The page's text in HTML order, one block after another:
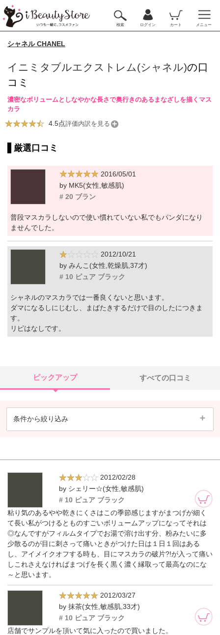
検索 ログイン カート メニュー
シャネル CHANEL
イニミタブルエクストレム(シャネル)の口
コミ
濃密なボリュームとしなやかな長さで奥行きのあるまなざしを描くマス
カラ
4.5点評価内訳を見る
厳選口コミ
2016/05/01
by MK5(女性,敏感肌)
# 20 ブラン
普段マスカラしないので使い慣れていない私でもパンダになり
ませんでした。
2012/10/21
by みんこ(女性,乾燥肌,37才)
# 10 ピュア ブラック
シャネルのマスカラでは一番良くないと思います。
ダマになるしにじむし、まばたきするだけで目のしたにつきま
す。
リピはなしです。
ピックアップ すべての口コミ
条件から絞り込み
2012/02/28
by シェリー☆(女性,敏感肌)
# 10 ピュア ブラック
粘り気のあるやや乾きにくさはこの季節感じますがまつげが細く
て長い私がつけるとものすごいボリュームアップになってそれは
◎なんですがフィルムタイプでお湯で溶け出す分、粉みたいに多
少散るのが目に刺さって痛いときがつけた日は１日１回はある
し、アイメイクオフする時も、目にマスカラの破片?!が入って痛い
しこれさえなければまつげを長く黒く濃く縁取って最高なのにな
～と思います。
2012/03/27
by 抹茶(女性,敏感肌,33才)
# 10 ピュア ブラック
店舗でサンプルを頂いて気に入ったので買いました。